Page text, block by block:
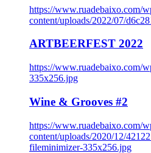
https://www.ruadebaixo.com/
content/uploads/2022/07/
ARTBEERFEST 2022
https://www.ruadebaixo.com/
335x256.jpg
Wine & Grooves #2
https://www.ruadebaixo.com/
content/uploads/2020/12/
fileminimizer-335x256.jpg